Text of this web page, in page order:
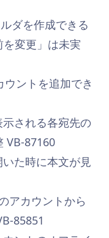
ダを作成できる
変更」は未実
ントを追加でき
される各宛先の
VB-87160
た時に本文が見
アカウントから
85851